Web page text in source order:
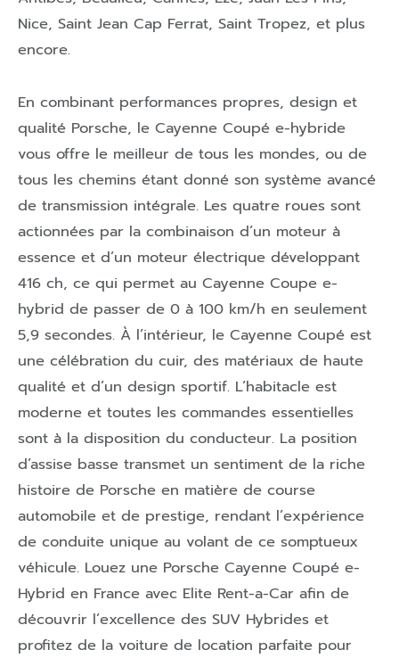
Nice, Saint Jean Cap Ferrat, Saint Tropez, et plus
encore.
En combinant performances propres, design et
qualité Porsche, le Cayenne Coupé e-hybride
vous offre le meilleur de tous les mondes, ou de
tous les chemins étant donné son système avancé
de transmission intégrale. Les quatre roues sont
actionnées par la combinaison d’un moteur à
essence et d’un moteur électrique développant
416 ch, ce qui permet au Cayenne Coupe e-
hybrid de passer de 0 à 100 km/h en seulement
5,9 secondes. À l’intérieur, le Cayenne Coupé est
une célébration du cuir, des matériaux de haute
qualité et d’un design sportif. L’habitacle est
moderne et toutes les commandes essentielles
sont à la disposition du conducteur. La position
d’assise basse transmet un sentiment de la riche
histoire de Porsche en matière de course
automobile et de prestige, rendant l’expérience
de conduite unique au volant de ce somptueux
véhicule. Louez une Porsche Cayenne Coupé e-
Hybrid en France avec Elite Rent-a-Car afin de
découvrir l’excellence des SUV Hybrides et
profitez de la voiture de location parfaite pour